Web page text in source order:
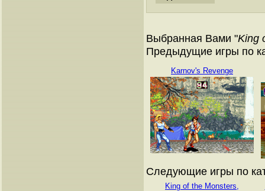
Выбранная Вами "King
Предыдущие игры по
Karnov's Revenge
Следующие игры по
King of the Monsters,